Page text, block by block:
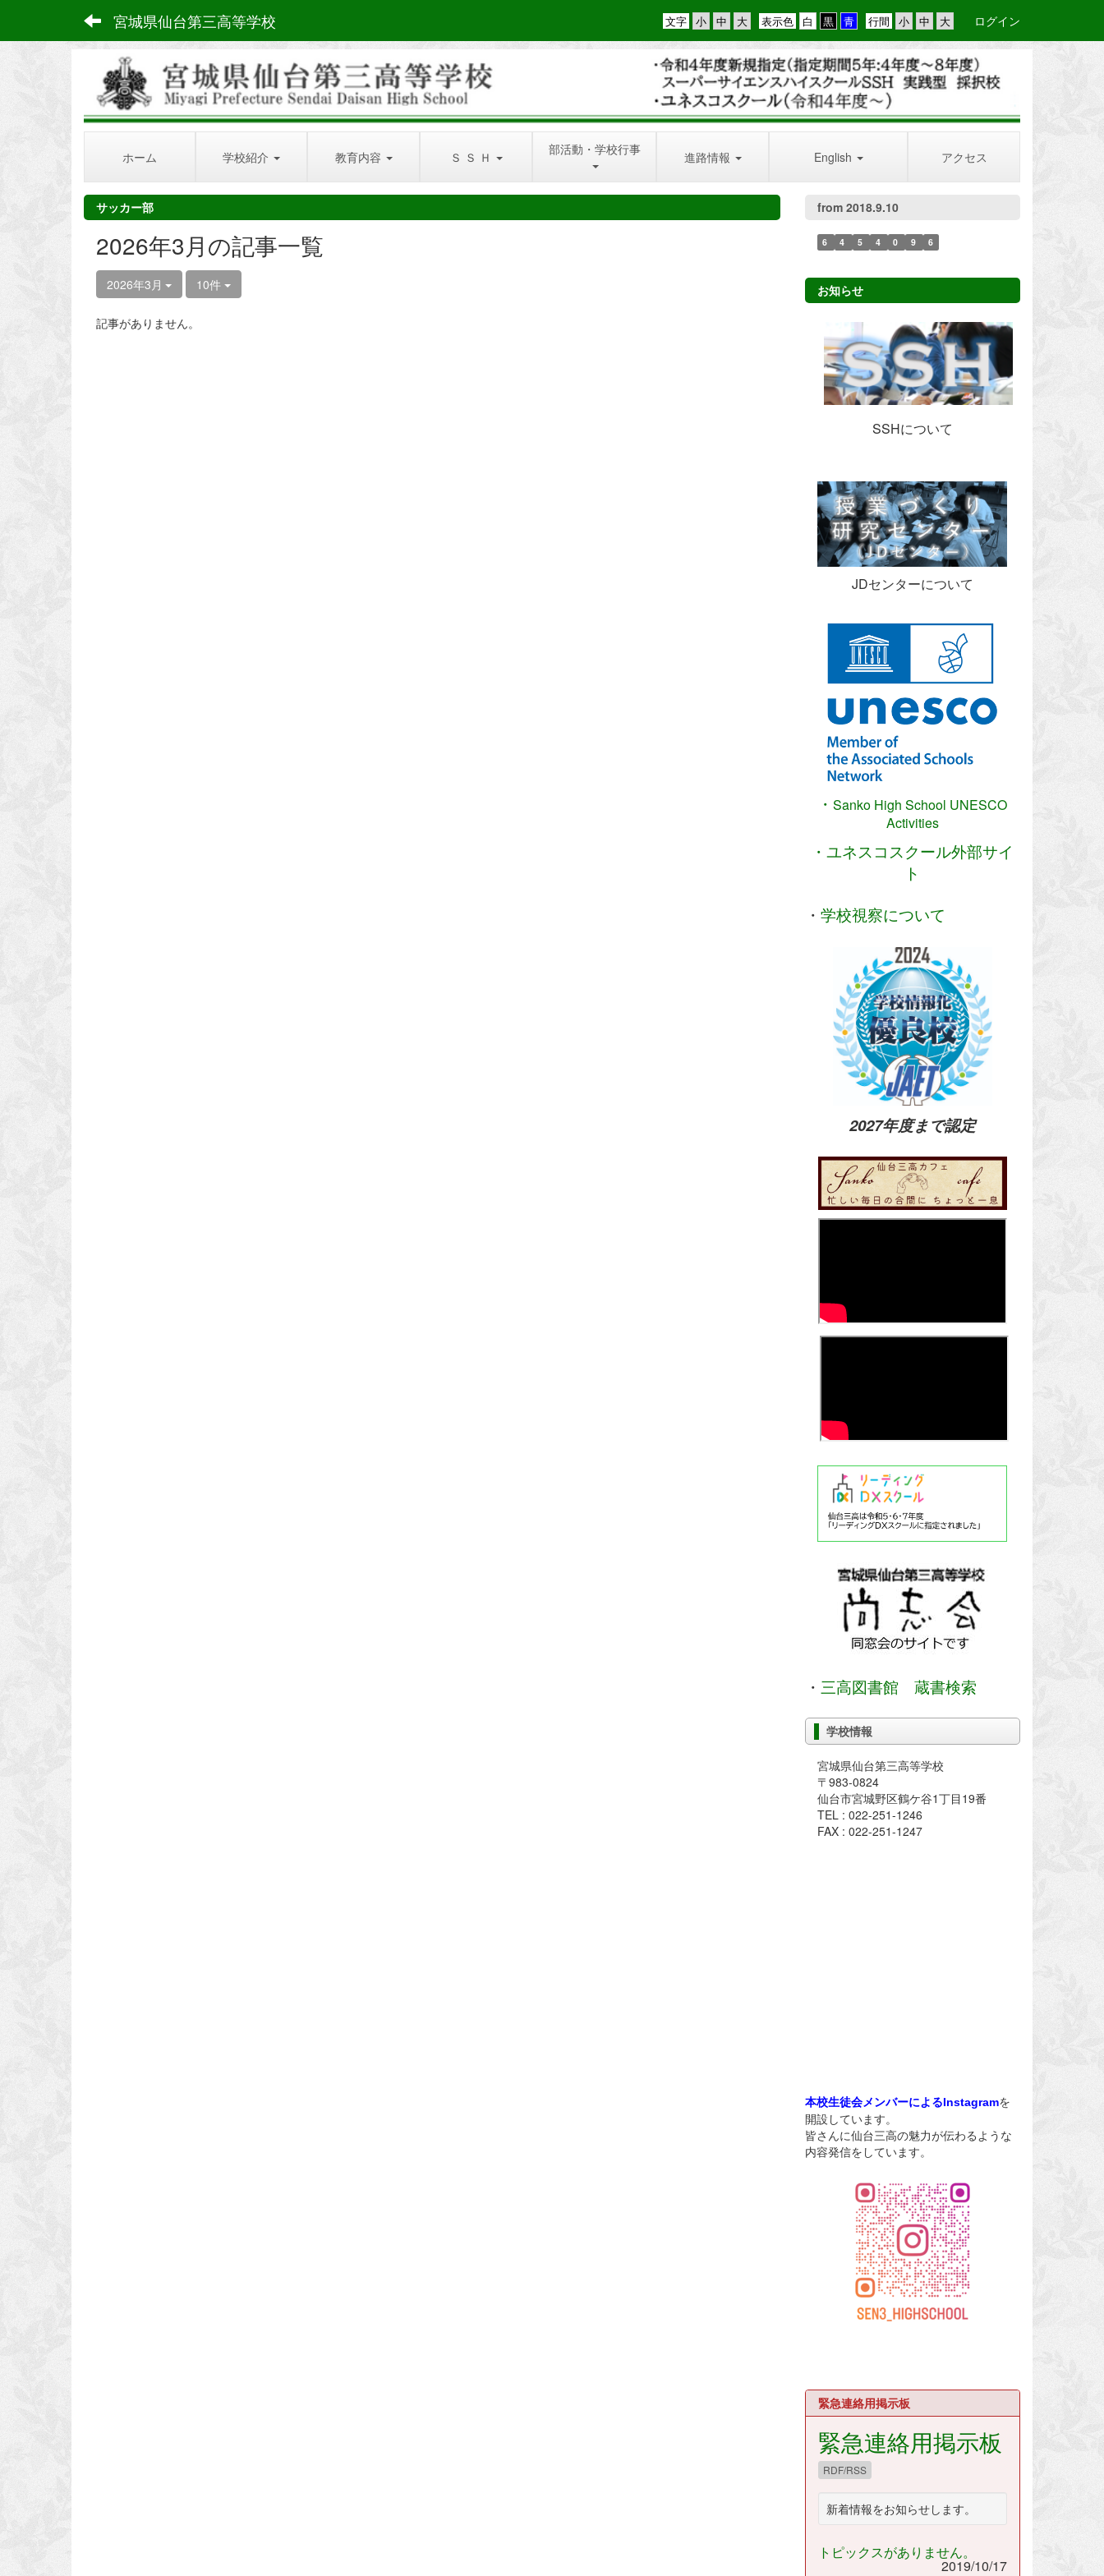
宮城県仙台第三高等学校 行間
表示色
文字 ログイン
ホーム 学校紹介 教育内容 Ｓ Ｓ Ｈ 部活動・学校行事 進路情報 English アクセス
サッカー部
2026年3月の記事一覧
2026年3月 10件
記事がありません。
from 2018.9.10
6 4 5 4 0 9 6
お知らせ
SSHについて
JDセンターについて
・Sanko High School UNESCO
Activities
・ユネスコスクール外部サイ
ト
・ 学校視察について
2027年度まで認定
・ 三高図書館 蔵書検索
学校情報
宮城県仙台第三高等学校
〒983-0824
仙台市宮城野区鶴ケ谷1丁目19番
TEL : 022-251-1246
FAX : 022-251-1247
本校生徒会メンバーによるInstagramを
開設しています。
皆さんに仙台三高の魅力が伝わるような
内容発信をしています。
緊急連絡用掲示板
緊急連絡用掲示板
RDF/RSS
新着情報をお知らせします。
トピックスがありません。
2019/10/17